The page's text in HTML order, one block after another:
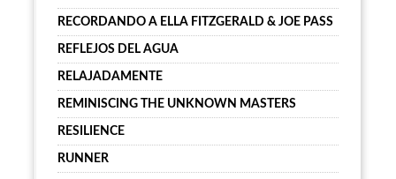
RECORDANDO A ELLA FITZGERALD & JOE PASS
REFLEJOS DEL AGUA
RELAJADAMENTE
REMINISCING THE UNKNOWN MASTERS
RESILIENCE
RUNNER